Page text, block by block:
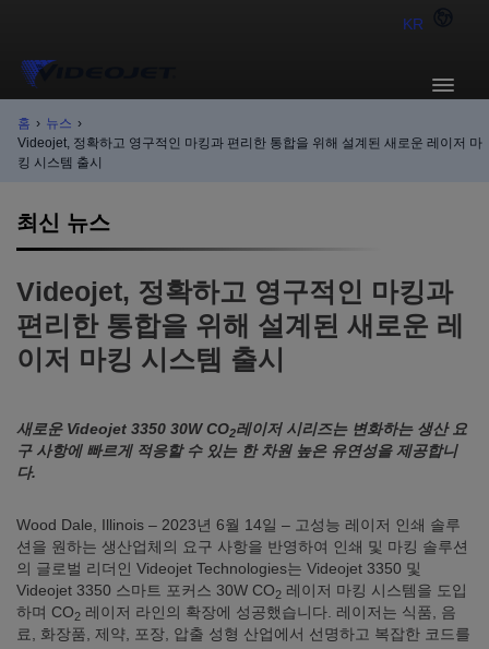
KR
홈 › 뉴스 ›
Videojet, 정확하고 영구적인 마킹과 편리한 통합을 위해 설계된 새로운 레이저 마
킹 시스템 출시
최신 뉴스
Videojet, 정확하고 영구적인 마킹과
편리한 통합을 위해 설계된 새로운 레
이저 마킹 시스템 출시
새로운 Videojet 3350 30W CO2레이저 시리즈는 변화하는 생산 요
구 사항에 빠르게 적응할 수 있는 한 차원 높은 유연성을 제공합니
다.
Wood Dale, Illinois – 2023년 6월 14일 – 고성능 레이저 인쇄 솔루
션을 원하는 생산업체의 요구 사항을 반영하여 인쇄 및 마킹 솔루션
의 글로벌 리더인 Videojet Technologies는 Videojet 3350 및
Videojet 3350 스마트 포커스 30W CO2 레이저 마킹 시스템을 도입
하며 CO2 레이저 라인의 확장에 성공했습니다. 레이저는 식품, 음
료, 화장품, 제약, 포장, 압출 성형 산업에서 선명하고 복잡한 코드를